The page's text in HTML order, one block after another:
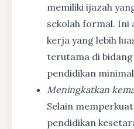
memiliki ijazah
sekolah formal. Ini
kerja yang lebih
terutama di
pendidikan
Meningkatkan
Selain
pendidikan